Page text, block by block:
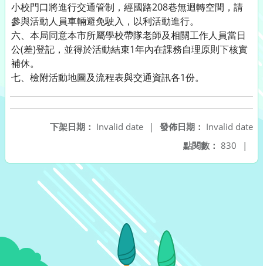
小校門口將進行交通管制，經國路208巷無迴轉空間，請
參與活動人員車輛避免駛入，以利活動進行。
六、本局同意本市所屬學校帶隊老師及相關工作人員當日
公(差)登記，並得於活動結束1年內在課務自理原則下核實
補休。
七、檢附活動地圖及流程表與交通資訊各1份。
發佈日期： Invalid date
下架日期： Invalid date
|
點閱數： 830 |